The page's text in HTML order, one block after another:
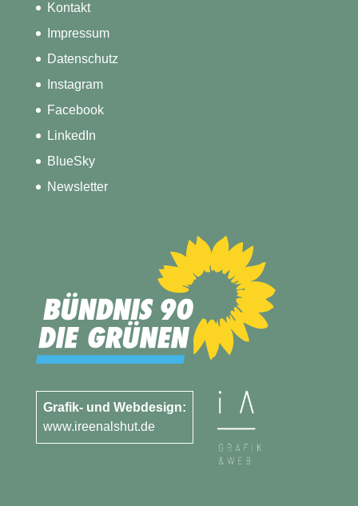
Kontakt
Impressum
Datenschutz
Instagram
Facebook
LinkedIn
BlueSky
Newsletter
Grafik- und Webdesign:
www.ireenalshut.de